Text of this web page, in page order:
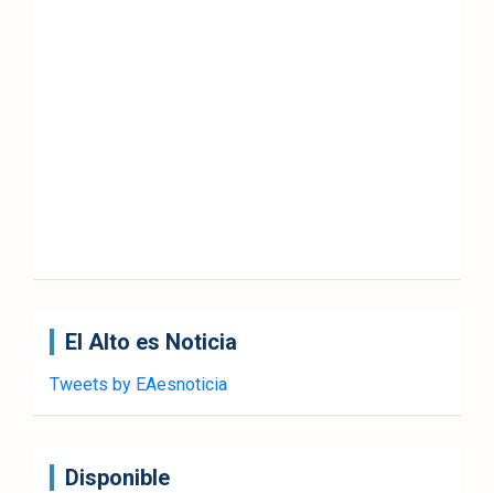
El Alto es Noticia
Tweets by EAesnoticia
Disponible